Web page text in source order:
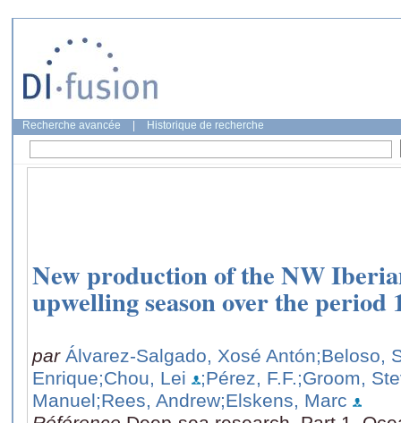
Recherche avancée Historique de recherche
New production of the NW
upwelling season over the period
par Álvarez-Salgado, Xosé Antón;Beloso,
Enrique;Chou, Lei ;Pérez, F.F.;Groom,
Manuel;Rees, Andrew;Elskens, Marc